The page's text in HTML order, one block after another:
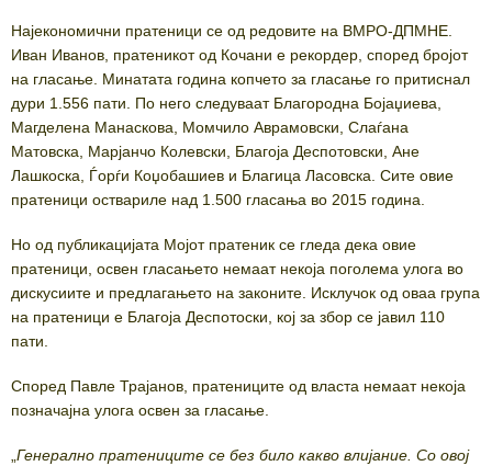
Најекономични пратеници се од редовите на ВМРО-ДПМНЕ.
Иван Иванов, пратеникот од Кочани е рекордер, според бројот
на гласање. Минатата година копчето за гласање го притиснал
дури 1.556 пати. По него следуваат Благородна Бојаџиева,
Магделена Манаскова, Момчило Аврамовски, Слаѓана
Матовска, Марјанчо Колевски, Благоја Деспотовски, Ане
Лашкоска, Ѓорѓи Коџобашиев и Благица Ласовска. Сите овие
пратеници оствариле над 1.500 гласања во 2015 година.
Но од публикацијата Мојот пратеник се гледа дека овие
пратеници, освен гласањето немаат некоја поголема улога во
дискусиите и предлагањето на законите. Исклучок од оваа група
на пратеници е Благоја Деспотоски, кој за збор се јавил 110
пати.
Според Павле Трајанов, пратениците од власта немаат некоја
позначајна улога освен за гласање.
Генерално пратениците се без било какво влијание. Со овој